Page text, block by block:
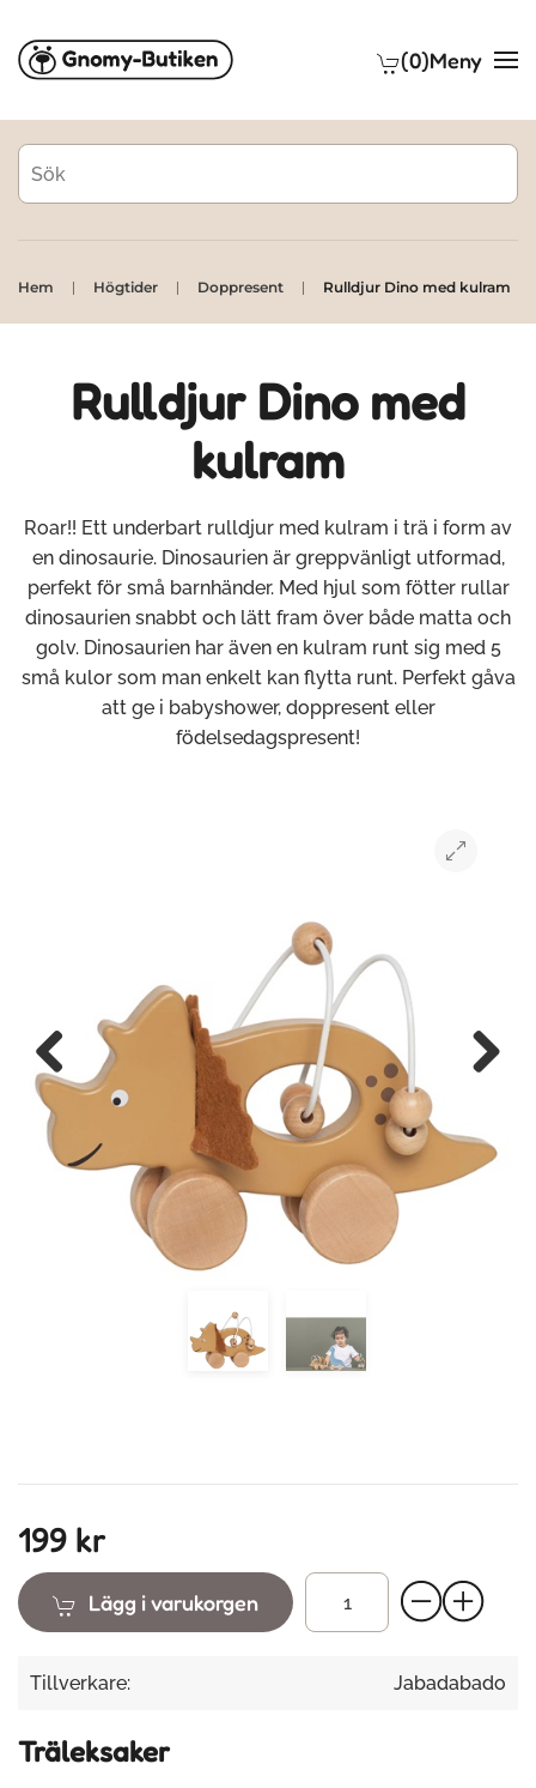
Skip to main content (0)Meny
Hem Högtider Doppresent Rulldjur Dino med kulram
Rulldjur Dino med
kulram
Roar!! Ett underbart rulldjur med kulram i trä i form av
en dinosaurie. Dinosaurien är greppvänligt utformad,
perfekt för små barnhänder. Med hjul som fötter rullar
dinosaurien snabbt och lätt fram över både matta och
golv. Dinosaurien har även en kulram runt sig med 5
små kulor som man enkelt kan flytta runt. Perfekt gåva
att ge i babyshower, doppresent eller
födelsedagspresent!
Previous
199 kr
Lägg i varukorgen
Tillverkare: Jabadabado
Träleksaker